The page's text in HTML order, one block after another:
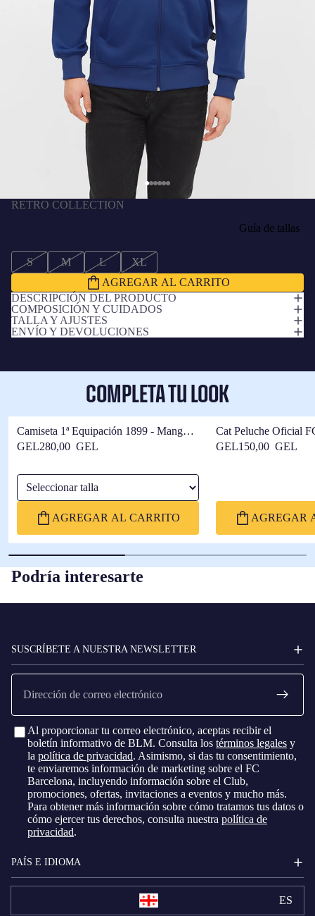
RETRO COLLECTION
Guía de tallas
S M L XL
AGREGAR AL CARRITO
DESCRIPCIÓN DEL PRODUCTO
COMPOSICIÓN Y CUIDADOS
TALLA Y AJUSTES
ENVÍO Y DEVOLUCIONES
COMPLETA TU LOOK
Camiseta 1ª Equipación 1899 - Manga
Larga
GEL280,00 GEL
Seleccionar talla
AGREGAR AL CARRITO
Cat Peluche Oficial
GEL150,00 GEL
AGREGAR
Podría interesarte
SUSCRÍBETE A NUESTRA NEWSLETTER
Correo
electrónico
Al proporcionar tu correo electrónico, aceptas recibir el
boletín informativo de BLM. Consulta los términos legales y
la política de privacidad. Asimismo, si das tu consentimiento,
te enviaremos información de marketing sobre el FC
Barcelona, ​​incluyendo información sobre el Club,
promociones, ofertas, invitaciones a eventos y mucho más.
Para obtener más información sobre cómo tratamos tus datos o
cómo ejercer tus derechos, consulta nuestra política de
privacidad.
PAÍS E IDIOMA
ES